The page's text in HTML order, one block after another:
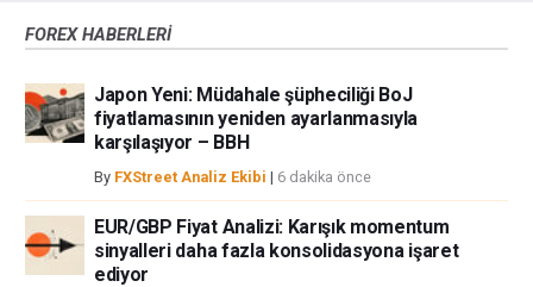
bir alan olmayabilir. Diğer finansal araçlar içinden döviz ticaretini tercih
iştahınızı dikkatlice gözden geçiriniz. FXStreet’de ifade edilen görüşler
bireysel yazarlara aittir, fxstreet.com veya yönetimin görüşlerini ifade
etmemektedir. Bilgilerde hatalar yada eksikler bulunabilir. FXStreet
bağımsız yazarların görüşlerini doğrulamak zorunda değildir.
FXStreet’de verilen herhangi bir görüş, haber, araştırma, analiz, fiyatlar
veya fxstreet.comtarafından bu sitede yayınlanan bilgiler çalışanlar,
ortaklar yada katkıda bulunanlar tarafından genel piyasa yorumu olarak
verilmiştir ve yatırım danışmanlığı teşkil etmemektedir. FXStreet bu tür
FOREX HABERLERİ
Japon Yeni: Müdahale şüpheciliği BoJ
fiyatlamasının yeniden ayarlanmasıyla
karşılaşıyor – BBH
By FXStreet Analiz Ekibi | 6 dakika önce
EUR/GBP Fiyat Analizi: Karışık momentum
sinyalleri daha fazla konsolidasyona işaret
ediyor